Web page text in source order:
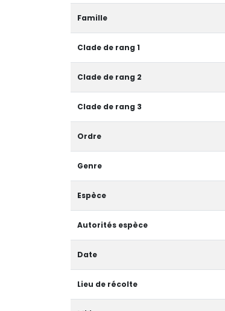
Famille
Clade de rang 1
Clade de rang 2
Clade de rang 3
Ordre
Genre
Espèce
Autorités espèce
Date
Lieu de récolte